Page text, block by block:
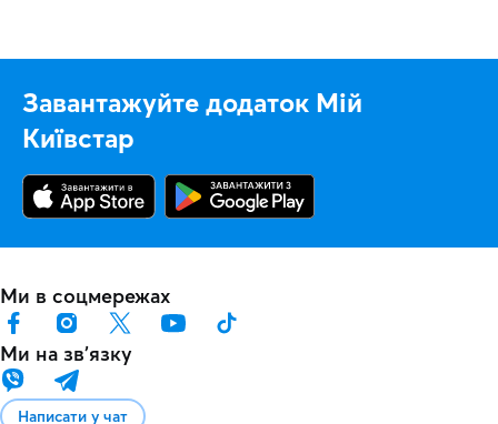
Завантажуйте додаток Мій
Київстар
Ми в соцмережах
Ми на звʼязку
Написати у чат